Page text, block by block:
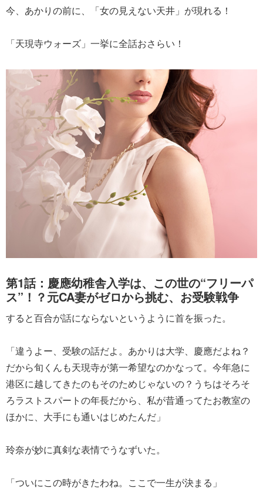
今、あかりの前に、「女の見えない天井」が現れる！
「天現寺ウォーズ」一挙に全話おさらい！
第1話：慶應幼稚舎入学は、この世の“フリーパ
ス”！？元CA妻がゼロから挑む、お受験戦争
すると百合が話にならないというように首を振った。
「違うよー、受験の話だよ。あかりは大学、慶應だよね？
だから旬くんも天現寺が第一希望なのかなって。今年急に
港区に越してきたのもそのためじゃないの？うちはそろそ
ろラストスパートの年長だから、私が昔通ってたお教室の
ほかに、大手にも通いはじめたんだ」
玲奈が妙に真剣な表情でうなずいた。
「ついにこの時がきたわね。ここで一生が決まる」